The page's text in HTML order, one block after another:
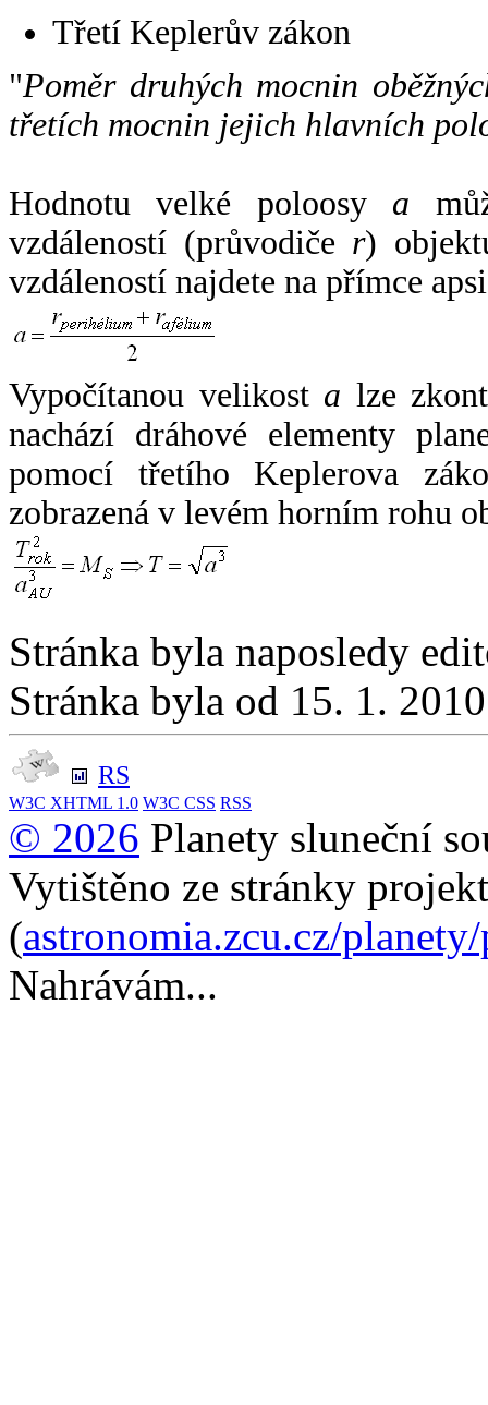
Třetí Keplerův zákon
"Poměr druhých mocnin
třetích mocnin jejich hlavních
Hodnotu velké poloosy a
vzdáleností (průvodiče r)
vzdáleností najdete na přímce
Vypočítanou velikost a lze
nachází dráhové elementy
pomocí třetího Keplerova
zobrazená v levém horním rohu
Stránka byla naposledy
Stránka byla od 15. 1.
RS
W3C XHTML 1.0 W3C CSS RSS
© 2026 Planety sluneční
Vytištěno ze stránky
(astronomia.zcu.cz/
Nahrávám...